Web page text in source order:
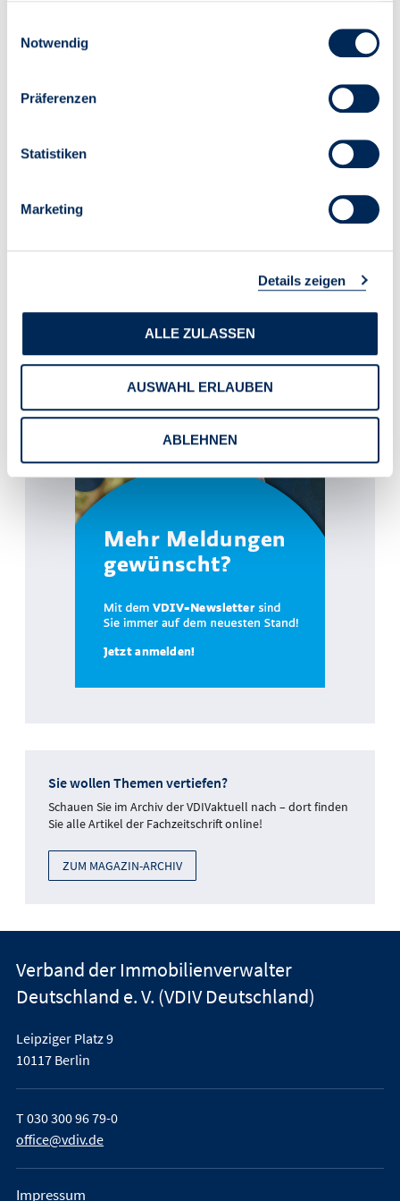
Notwendig
Präferenzen
Statistiken
Marketing
Details zeigen
ALLE ZULASSEN
AUSWAHL ERLAUBEN
ABLEHNEN
Sie wollen Themen vertiefen?
Schauen Sie im Archiv der VDIVaktuell nach – dort finden
Sie alle Artikel der Fachzeitschrift online!
ZUM MAGAZIN-ARCHIV
Verband der Immobilienverwalter
Deutschland e. V. (VDIV Deutschland)
Leipziger Platz 9
10117 Berlin
T030 300 96 79-0
office@vdiv.de
Impressum